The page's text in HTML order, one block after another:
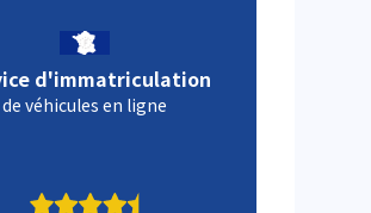
d'immatriculation
de véhicules en ligne